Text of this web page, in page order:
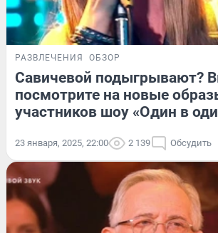
РАЗВЛЕЧЕНИЯ ОБЗОР
Савичевой подыгрывают?
посмотрите на новые
участников шоу «Один в
23 января, 2025, 22:00 2 139 Обсудить